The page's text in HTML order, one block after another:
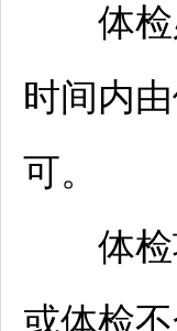
体检必
时间内
可。
体检
或体检